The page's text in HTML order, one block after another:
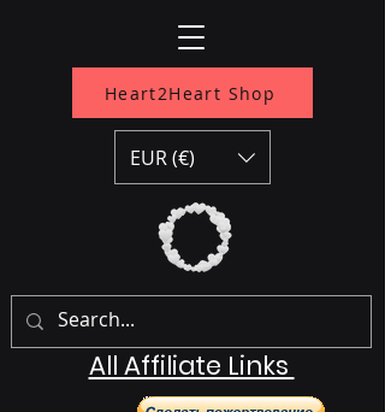
Heart2Heart Shop
All Affiliate Links
EUR (€)